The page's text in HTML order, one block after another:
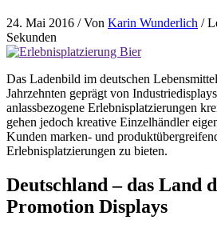
24. Mai 2016 / Von Karin Wunderlich /
Sekunden
Das Ladenbild im deutschen
Jahrzehnten geprägt von
anlassbezogene Erlebnisplatzierungen
gehen jedoch kreative Einzelhändler
Kunden marken- und
Erlebnisplatzierungen zu bieten.
Deutschland – das Land
Promotion Displays